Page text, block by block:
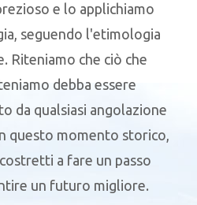
e lo applichiamo
seguendo l'etimologia
Riteniamo che ciò che
debba essere
da qualsiasi angolazione
questo momento storico,
a fare un passo
un futuro migliore.